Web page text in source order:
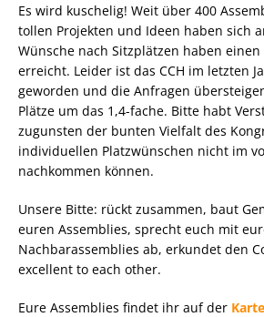
Es wird kuschelig! Weit über 400
tollen Projekten und Ideen haben sich
Wünsche nach Sitzplätzen haben einen
erreicht. Leider ist das CCH im letzten
geworden und die Anfragen
Plätze um das 1,4-fache. Bitte habt
zugunsten der bunten Vielfalt des
individuellen Platzwünschen nicht im
nachkommen können.
Unsere Bitte: rückt zusammen, baut
euren Assemblies, sprecht euch mit
Nachbarassemblies ab, erkundet den
excellent to each other.
Eure Assemblies findet ihr auf der Karte